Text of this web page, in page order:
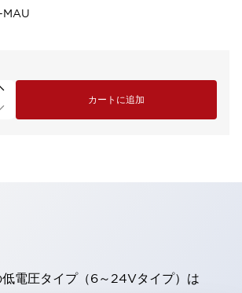
MAU
カートに追加
電圧タイプ（6～24Vタイプ）は